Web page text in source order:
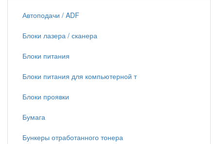
Автоподачи / ADF
Блоки лазера / сканера
Блоки питания
Блоки питания для компьютерной т
Блоки проявки
Бумага
Бункеры отработанного тонера